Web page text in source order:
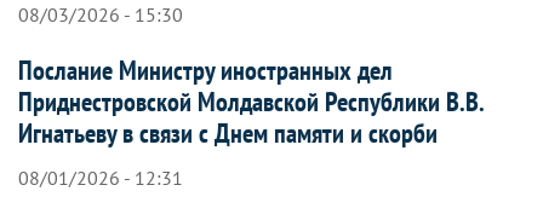
08/03/2026 - 15:30
Послание Министру иностранных дел
Приднестровской Молдавской Республики В.В.
Игнатьеву в связи с Днем памяти и скорби
08/01/2026 - 12:31